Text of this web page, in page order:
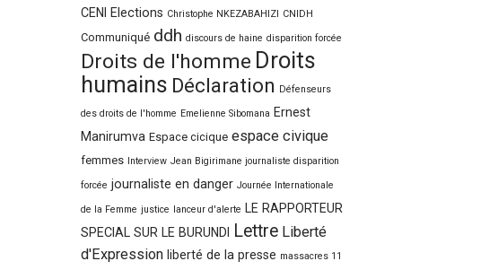
CENI Elections Christophe NKEZABAHIZI CNIDH
Communiqué ddh discours de haine disparition forcée
Droits de l'homme Droits
humains Déclaration Défenseurs
des droits de l'homme Emelienne Sibomana Ernest
Manirumva Espace cicique espace civique
femmes Interview Jean Bigirimane journaliste disparition
forcée journaliste en danger Journée Internationale
de la Femme justice lanceur d'alerte LE RAPPORTEUR
SPECIAL SUR LE BURUNDI
Lettre Liberté
d'Expression liberté de la presse massacres 11